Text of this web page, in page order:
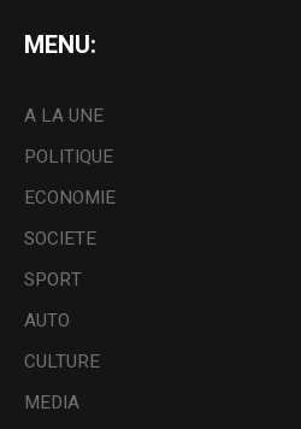
MENU:
A LA UNE
POLITIQUE
ECONOMIE
SOCIETE
SPORT
AUTO
CULTURE
MEDIA